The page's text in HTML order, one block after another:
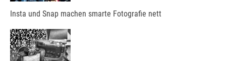
Insta und Snap machen smarte Fotografie nett